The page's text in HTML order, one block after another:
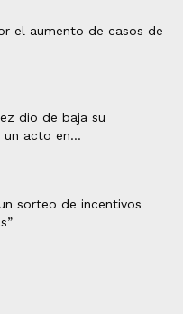
el aumento de casos de
dio de baja su
un acto en...
sorteo de incentivos